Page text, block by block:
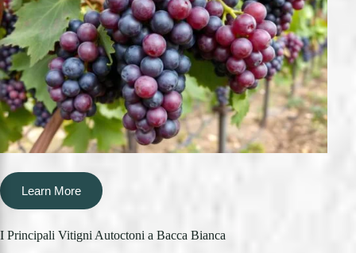
Learn More
I Principali Vitigni Autoctoni a Bacca Bianca